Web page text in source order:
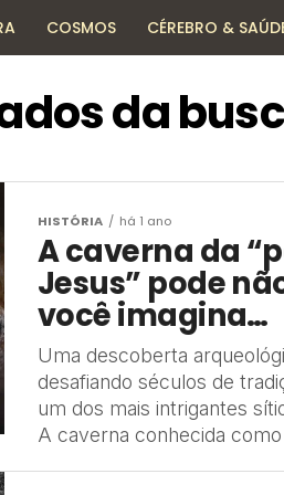
COSMOS CÉREBRO &
da
HISTÓRIA há 1 ano
A caverna da
Jesus” pode
você imagina…
Uma descoberta
desafiando séculos de
um dos mais intrigantes
A caverna conhecida